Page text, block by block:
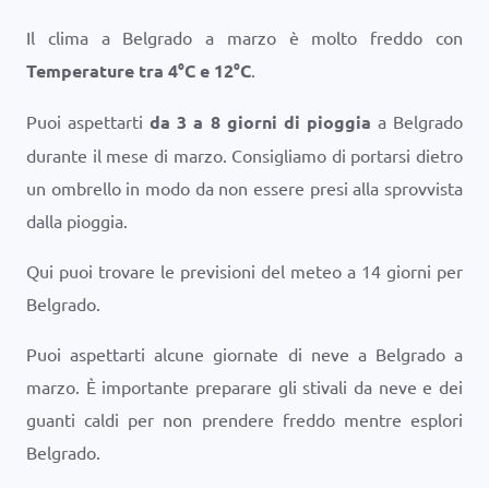
Il clima a Belgrado a marzo è molto freddo con
Temperature tra 4°Ce 12°C.
Puoi aspettartida 3 a 8 giorni di pioggia a Belgrado
durante il mese di marzo. Consigliamo di portarsi dietro
un ombrello in modo da non essere presi alla sprovvista
dalla pioggia.
Qui puoi trovare le previsioni del meteo a 14 giorni per
Belgrado.
Puoi aspettarti alcune giornate di neve a Belgrado a
marzo. È importante preparare gli stivali da neve e dei
guanti caldi per non prendere freddo mentre esplori
Belgrado.